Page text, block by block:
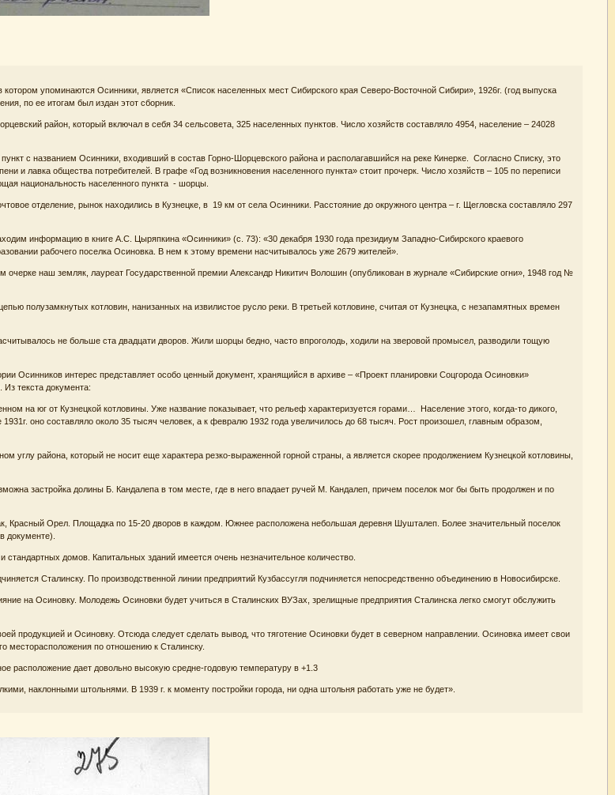
упоминаются Осинники, является «Список населенных мест Сибирского края Северо-Восточной Сибири», 1926г. (год выпуска
по ее итогам был издан этот сборник.
район, который включал в себя 34 сельсовета, 325 населенных пунктов. Число хозяйств составляло 4954, население – 24028
с названием Осинники, входивший в состав Горно-Шорцевского района и располагавшийся на реке Кинерке. Согласно Списку, это
и лавка общества потребителей. В графе «Год возникновения населенного пункта» стоит прочерк. Число хозяйств – 105 по переписи
национальность населенного пункта - шорцы.
отделение, рынок находились в Кузнецке, в 19 км от села Осинники. Расстояние до окружного центра – г. Щегловска составляло 297
информацию в книге А.С. Цыряпкина «Осинники» (с. 73): «30 декабря 1930 года президиум Западно-Сибирского краевого
рабочего поселка Осиновка. В нем к этому времени насчитывалось уже 2679 жителей».
наш земляк, лауреат Государственной премии Александр Никитич Волошин (опубликован в журнале «Сибирские огни», 1948 год №
полузамкнутых котловин, нанизанных на извилистое русло реки. В третьей котловине, считая от Кузнецка, с незапамятных времен
не больше ста двадцати дворов. Жили шорцы бедно, часто впроголодь, ходили на зверовой промысел, разводили тощую
Осинников интерес представляет особо ценный документ, хранящийся в архиве – «Проект планировки Соцгорода Осиновки»
Из текста документа:
на юг от Кузнецкой котловины. Уже название показывает, что рельеф характеризуется горами… Население этого, когда-то дикого,
оно составляло около 35 тысяч человек, а к февралю 1932 года увеличилось до 68 тысяч. Рост произошел, главным образом,
углу района, который не носит еще характера резко-выраженной горной страны, а является скорее продолжением Кузнецкой котловины,
застройка долины Б. Кандалепа в том месте, где в него впадает ручей М. Кандалеп, причем поселок мог бы быть продолжен и по
Красный Орел. Площадка по 15-20 дворов в каждом. Южнее расположена небольшая деревня Шушталеп. Более значительный поселок
документе).
домов. Капитальных зданий имеется очень незначительное количество.
Сталинску. По производственной линии предприятий Кузбассугля подчиняется непосредственно объединению в Новосибирске.
на Осиновку. Молодежь Осиновки будет учиться в Сталинских ВУЗах, зрелищные предприятия Сталинска легко смогут обслужить
продукцией и Осиновку. Отсюда следует сделать вывод, что тяготение Осиновки будет в северном направлении. Осиновка имеет свои
месторасположения по отношению к Сталинску.
расположение дает довольно высокую средне-годовую температуру в +1.3
наклонными штольнями. В 1939 г. к моменту постройки города, ни одна штольня работать уже не будет».